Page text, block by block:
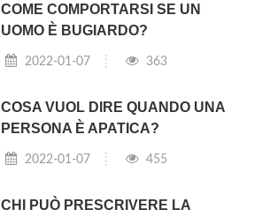
COME COMPORTARSI SE UN
UOMO È BUGIARDO?
2022-01-07 363
COSA VUOL DIRE QUANDO UNA
PERSONA È APATICA?
2022-01-07 455
CHI PUÒ PRESCRIVERE LA